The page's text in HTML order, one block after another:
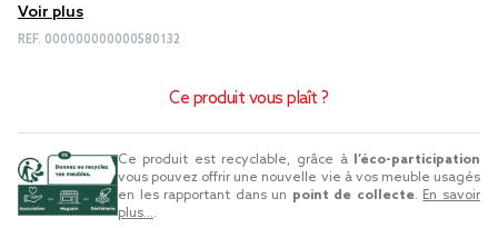
Voir plus
REF. 000000000000580132
Ce produit vous plaît ?
Ce produit est recyclable, grâce à
l’éco-participation
vous pouvez offrir une nouvelle vie à vos meuble usagés
en les rapportant dans un point de collecte. En savoir
plus....